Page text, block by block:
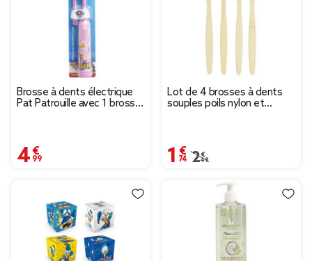
Brosse à dents électrique
Pat Patrouille avec 1 brosse
4,99 €
Lot de 4 brosses à dents
souples poils nylon et
1,74 €
Prix remisé de 2,49 €
2,49 €